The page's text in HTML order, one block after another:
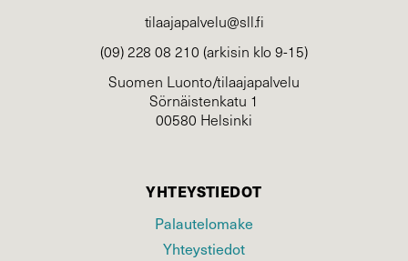
tilaajapalvelu@sll.fi
(09) 228 08 210 (arkisin klo 9-15)
Suomen Luonto/tilaajapalvelu
Sörnäistenkatu 1
00580 Helsinki
YHTEYSTIEDOT
Palautelomake
Yhteystiedot